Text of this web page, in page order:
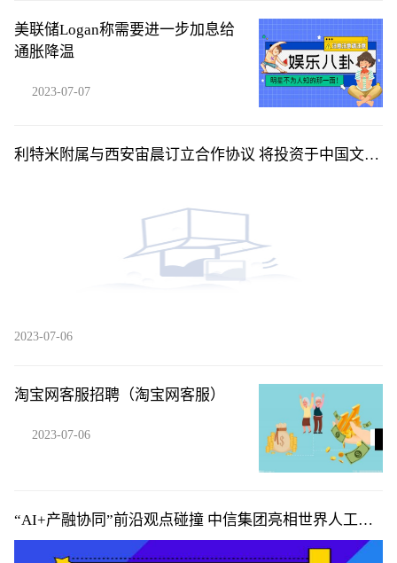
美联储Logan称需要进一步加息给
通胀降温
2023-07-07
利特米附属与西安宙晨订立合作协议 将投资于中国文昌
2023-07-06
淘宝网客服招聘（淘宝网客服）
2023-07-06
“AI+产融协同”前沿观点碰撞 中信集团亮相世界人工智
能大会并举办论坛